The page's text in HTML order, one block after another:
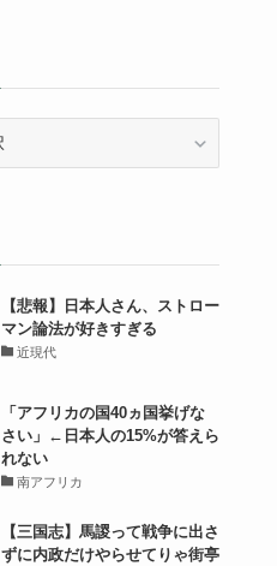
【悲報】日本人さん、ストロー
マン論法が好きすぎる
近現代
「アフリカの国40ヵ国挙げな
さい」←日本人の15%が答えら
れない
南アフリカ
【三国志】馬謖って戦争に出さ
ずに内政だけやらせてりゃ街亭